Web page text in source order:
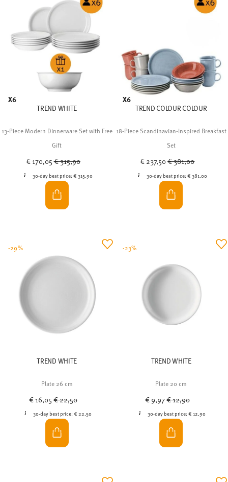
X6
TREND WHITE
13-Piece Modern Dinnerware Set with Free
Gift
€ 170,05Price reduced from
€ 315,90
30-day best price: € 315,90
X6
TREND COLOUR COLOUR
18-Piece Scandinavian-Inspired Breakfast
Set
€ 237,50Price reduced from
€ 381,00
30-day best price: € 381,00
TREND WHITE
Plate 26 cm
€ 16,05Price reduced from
€ 22,50
30-day best price:€ 22,50
-29%
TREND WHITE
Plate 20 cm
€ 9,97Price reduced from
€ 12,90
30-day best price:€ 12,90
-23%